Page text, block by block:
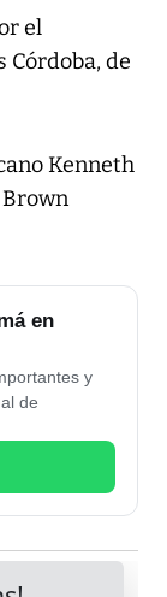
el
Córdoba, de
Kenneth
en
y
de